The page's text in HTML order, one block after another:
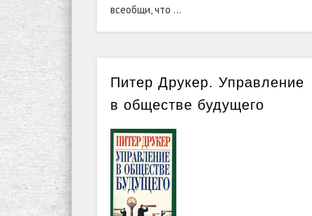
всеобщи, что …
Питер Друкер. Управление
в обществе будущего